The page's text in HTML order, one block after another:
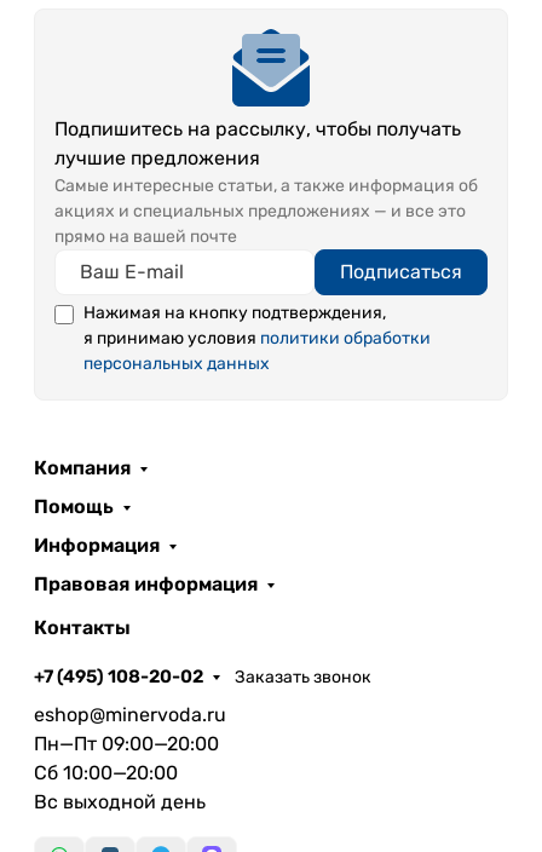
Подпишитесь на рассылку, чтобы получать
лучшие предложения
Самые интересные статьи, а также информация об
акциях и специальных предложениях — и все это
прямо на вашей почте
Подписаться
Нажимая на кнопку подтверждения,
я принимаю условия политики обработки
персональных данных
Компания
Помощь
Информация
Правовая информация
Контакты
+7 (495) 108-20-02 Заказать звонок
eshop@minervoda.ru
Пн—Пт 09:00—20:00
Сб 10:00—20:00
Вс выходной день